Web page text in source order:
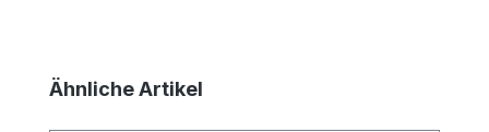
Produktgalerie überspringen
Ähnliche Artikel